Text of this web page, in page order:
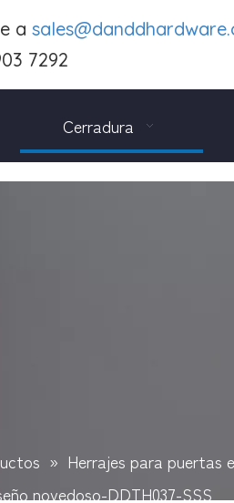
a
7292
Cerradura
» Herrajes para puertas
novedoso-DDTH037-SSS